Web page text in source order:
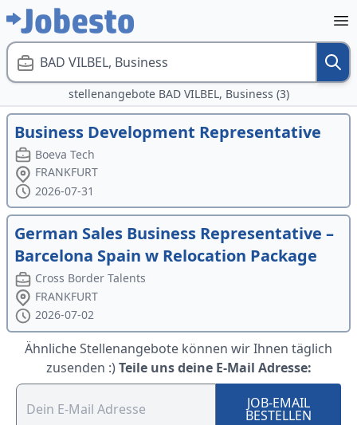
BAD VILBEL, Business
stellenangebote BAD VILBEL, Business (3)
Business Development Representative
Boeva Tech
FRANKFURT
2026-07-31
German Sales Business Representative –
Barcelona Spain w Relocation Package
Cross Border Talents
FRANKFURT
2026-07-02
Ähnliche Stellenangebote können wir Ihnen täglich
zusenden :) Teile uns deine E-Mail Adresse:
JOB-EMAIL
BESTELLEN